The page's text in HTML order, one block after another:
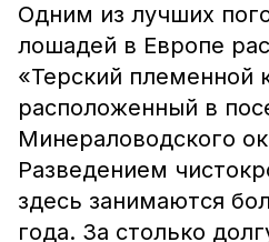
Одним из лучших
лошадей в Европе
«Терский племенной
расположенный в
Минераловодского
Разведением
здесь занимаются
года. За столько